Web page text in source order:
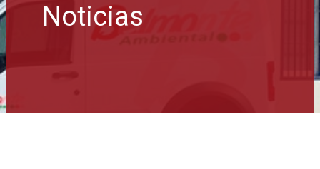
Noticias